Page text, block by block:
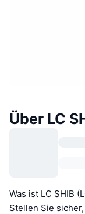
Über LC
Was ist LC SHIB
Stellen Sie